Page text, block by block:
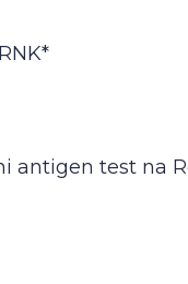
antigen test na